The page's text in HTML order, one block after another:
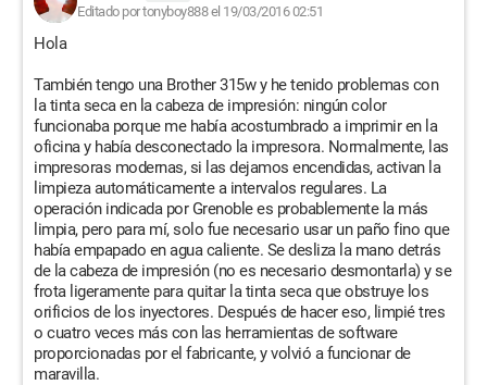
Editado por tonyboy888 el 19/03/2016 02:51
Hola
También tengo una Brother 315w y he tenido problemas con
la tinta seca en la cabeza de impresión: ningún color
funcionaba porque me había acostumbrado a imprimir en la
oficina y había desconectado la impresora. Normalmente, las
impresoras modernas, si las dejamos encendidas, activan la
limpieza automáticamente a intervalos regulares. La
operación indicada por Grenoble es probablemente la más
limpia, pero para mí, solo fue necesario usar un paño fino que
había empapado en agua caliente. Se desliza la mano detrás
de la cabeza de impresión (no es necesario desmontarla) y se
frota ligeramente para quitar la tinta seca que obstruye los
orificios de los inyectores. Después de hacer eso, limpié tres
o cuatro veces más con las herramientas de software
proporcionadas por el fabricante, y volvió a funcionar de
maravilla.